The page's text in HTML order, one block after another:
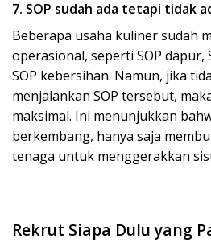
7. SOP sudah ada tetapi tidak
Beberapa usaha kuliner sudah
operasional, seperti SOP dapur,
SOP kebersihan. Namun, jika
menjalankan SOP tersebut,
maksimal. Ini menunjukkan
berkembang, hanya saja
tenaga untuk menggerakkan
Rekrut Siapa Dulu yang